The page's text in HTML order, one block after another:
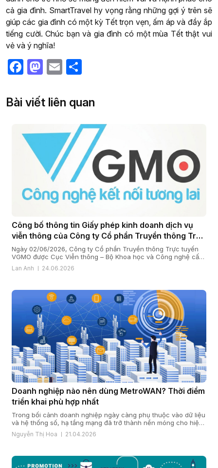
cả gia đình. SmartTravel hy vọng rằng những gợi ý trên sẽ
giúp các gia đình có một kỳ Tết trọn vẹn, ấm áp và đầy ắp
tiếng cười. Chúc bạn và gia đình có một mùa Tết thật vui
vẻ và ý nghĩa!
Facebook
Mastodon
Email
Bài viết liên quan
Công bố thông tin Giấy phép kinh doanh dịch vụ
viễn thông của Công ty Cổ phần Truyền thông Trực
tuyến VGMO
Ngày 02/06/2026, Công ty Cổ phần Truyền thông Trực tuyến
VGMO được Cục Viễn thông – Bộ Khoa học và Công nghệ cấp
Giấy phép kinh doanh dịch vụ viễn thông số 180/GP-CVT. Thực
hiện quy định tại khoản 6 Điều 35 Nghị định số 163/2024/NĐ-
Lan Anh 24.06.2026
Doanh nghiệp nào nên dùng MetroWAN? Thời điểm
triển khai phù hợp nhất
Trong bối cảnh doanh nghiệp ngày càng phụ thuộc vào dữ liệu
và hệ thống số, hạ tầng mạng đã trở thành nền móng cho hiệu
quả vận hành và năng lực cạnh tranh. Khi quy mô mở rộng, chi
nhánh gia tăng và yêu cầu bảo mật, ổn định ngày càng cao,
Nguyễn Thị Hoa 21.04.2026